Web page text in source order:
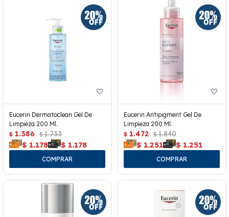
Eucerin Dermatoclean Gel De
Limpieza 200 Ml.
$ 1.386 $ 1.733
$ 1.178 $ 1.178
Eucerin Antipigment Gel De
Limpieza 200 Ml.
$ 1.472 $ 1.840
$ 1.251 $ 1.251